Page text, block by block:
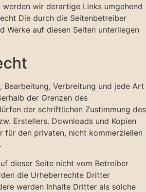
werden wir derartige Links umgehend
Die durch die Seitenbetreiber
Werke auf diesen Seiten unterliegen
Bearbeitung, Verbreitung und jede Art
der Grenzen des
der schriftlichen Zustimmung des
Erstellers. Downloads und Kopien
für den privaten, nicht kommerziellen
dieser Seite nicht vom Betreiber
die Urheberrechte Dritter
werden Inhalte Dritter als solche